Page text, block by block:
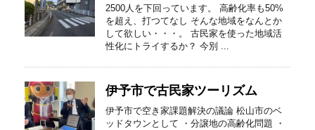
2500人を下回っています。 高齢化率も50%
を超え、打つてなし そんな地域をなんとか
して欲しい・・・。 古民家を使った地域活
性化にトライするか？ 今別 ...
伊予市で古民家ツーリズム
伊予市で空き家課題解決の議論 松山市のベ
ッドタウンとして ・分譲地の高齢化問題 ・